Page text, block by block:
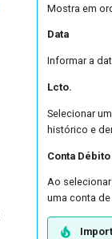
Mostra em
Data
Informar a
Lcto.
Selecionar
histórico e
Conta Débito
Ao
uma conta